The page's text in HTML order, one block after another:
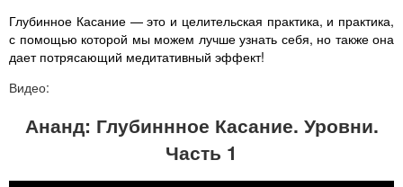
Глубинное Касание — это и целительская практика, и практика,
с помощью которой мы можем лучше узнать себя, но также она
дает потрясающий медитативный эффект!
Видео:
Ананд: Глубиннное Касание. Уровни.
Часть 1